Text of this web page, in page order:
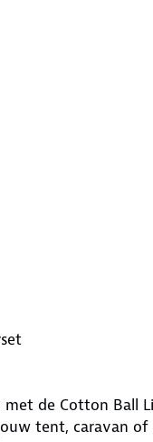
de Cotton Ball
tent, caravan